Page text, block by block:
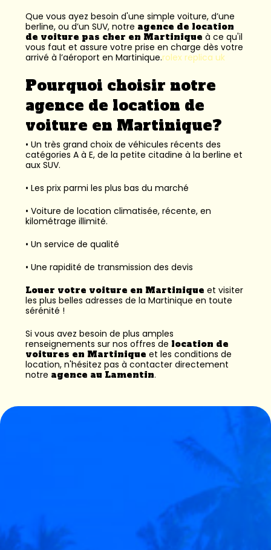
Que vous ayez besoin d'une simple voiture, d’une
berline, ou d’un SUV, notre agence de location
de voiture pas cher en Martinique à ce qu'il
vous faut et assure votre prise en charge dès votre
arrivé à l’aéroport en Martinique.rolex replica uk
Pourquoi choisir notre
agence de location de
voiture en Martinique?
• Un très grand choix de véhicules récents des
catégories A à E, de la petite citadine à la berline et
aux SUV.
• Les prix parmi les plus bas du marché
• Voiture de location climatisée, récente, en
kilométrage illimité.
• Un service de qualité
• Une rapidité de transmission des devis
Louer votre voiture en Martinique et visiter
les plus belles adresses de la Martinique en toute
sérénité !
Si vous avez besoin de plus amples
renseignements sur nos offres de location de
voitures en Martinique et les conditions de
location, n'hésitez pas à contacter directement
notre agence au Lamentin.